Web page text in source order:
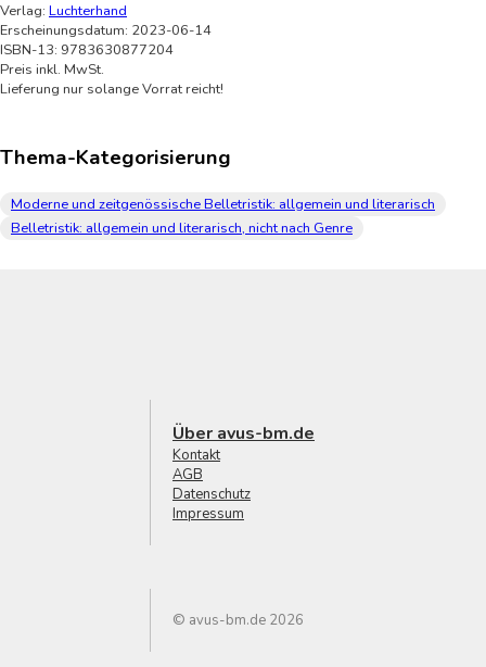
Verlag: Luchterhand
Erscheinungsdatum: 2023-06-14
ISBN-13: 9783630877204
Preis inkl. MwSt.
Lieferung nur solange Vorrat reicht!
Thema-Kategorisierung
Moderne und zeitgenössische Belletristik: allgemein und literarisch
Belletristik: allgemein und literarisch, nicht nach Genre
Über avus-bm.de
Kontakt
AGB
Datenschutz
Impressum
© avus-bm.de 2026